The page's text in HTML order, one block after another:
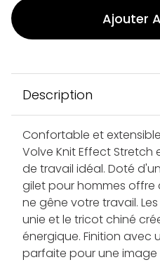
Ajouter
Description
Confortable et
Volve Knit Effect
de travail idéal. Doté
gilet pour hommes offre
ne gêne votre travail.
unie et le tricot chiné
énergique. Finition avec
parfaite pour une